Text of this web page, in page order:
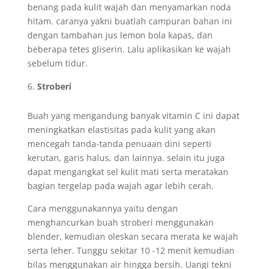
benang pada kulit wajah dan menyamarkan noda
hitam. caranya yakni buatlah campuran bahan ini
dengan tambahan jus lemon bola kapas, dan
beberapa tetes gliserin. Lalu aplikasikan ke wajah
sebelum tidur.
Stroberi
Buah yang mengandung banyak vitamin C ini dapat
meningkatkan elastisitas pada kulit yang akan
mencegah tanda-tanda penuaan dini seperti
kerutan, garis halus, dan lainnya. selain itu juga
dapat mengangkat sel kulit mati serta meratakan
bagian tergelap pada wajah agar lebih cerah.
Cara menggunakannya yaitu dengan
menghancurkan buah stroberi menggunakan
blender, kemudian oleskan secara merata ke wajah
serta leher. Tunggu sekitar 10 -12 menit kemudian
bilas menggunakan air hingga bersih. Uangi tekni